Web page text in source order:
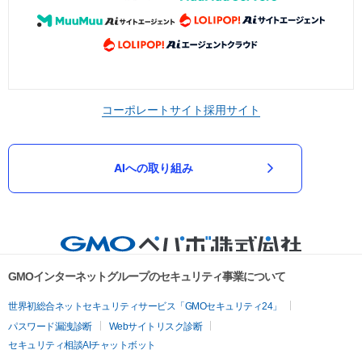
コーポレートサイト採用サイト
AIへの取り組み
GMOインターネットグループのセキュリティ事業について
世界初総合ネットセキュリティサービス「GMOセキュリティ24」
パスワード漏洩診断
Webサイトリスク診断
セキュリティ相談AIチャットボット